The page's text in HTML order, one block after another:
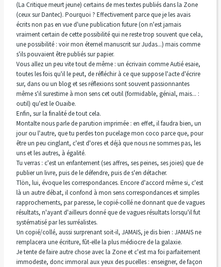
(La Critique meurt jeune) certains de mes textes publiés dans la Zone
(ceux sur Dantec). Pourquoi ? Effectivement parce que je les avais
écrits non pas en vue d'une publication future (on n'est jamais
vraiment certain de cette possibilité qui ne reste trop souvent que cela,
une possibilité : voir mon éternel manuscrit sur Judas...) mais comme
s'ils pouvaient être publiés sur papier.
Vous allez un peu vite tout de même : un écrivain comme Autié esaie,
toutes les fois qu'il le peut, de réfléchir à ce que suppose l'acte d'écrire
sur, dans ou un blog et ses réflexions sont souvent passionnantes
même s'il surestime à mon sens cet outil (formidable, génial, mais... :
outil) qu'est le Ouaibe.
Enfin, sur la finalité de tout cela.
Montalte nous parle de parution imprimée : en effet, il faudra bien, un
jour ou l'autre, que tu perdes ton pucelage mon coco parce que, pour
être un peu cinglant, c'est d'ores et déjà que nous ne sommes pas, les
uns et les autres, à égalité.
Tu verras : c'est un enfantement (ses affres, ses peines, ses joies) que de
publier un livre, puis de le défendre, puis de s'en détacher.
Tlön, lui, évoque les correspondances. Encore d'accord même si, c'est
là un autre débat, il confond à mon sens correspondances et simples
rapprochements, par paresse, le copié-collé ne donnant que de vagues
résultats, n'ayant d'ailleurs donné que de vagues résultats lorsqu'il fut
systématisé par les surréalistes.
Un copié/collé, aussi surprenant soit-il, JAMAIS, je dis bien : JAMAIS ne
remplacera une écriture, fût-elle la plus médiocre de la galaxie.
Je tente de faire autre chose avec la Zone et c'est ma foi parfaitement
immodeste, donc immoral aux yeux des pucelles : enseigner, de façon